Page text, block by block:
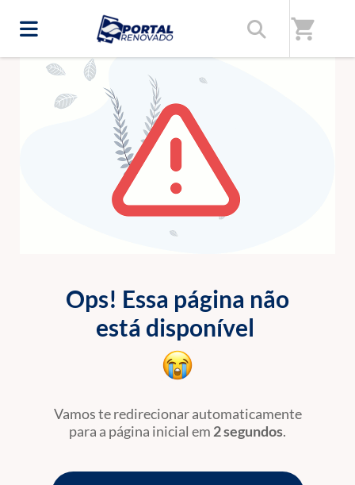
shopping_cart
ERRO 404
Ops! Essa página não
está disponível
Vamos te redirecionar automaticamente
para a página inicial em 2 segundos.